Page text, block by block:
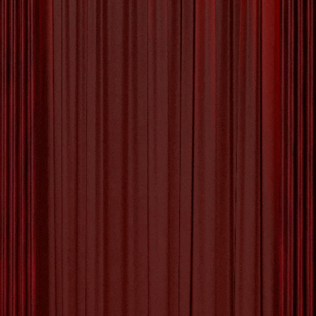
De Magie van Artistieke
Expressie: Een
Ontdekkingstocht naar
Creatieve Zelfexpressie
Artistieke Expressie: De Kracht van Creativiteit
en Zelfexpressie Artistieke expressie is een
essentieel onderdeel van menselijke
communicatie en zelfontplooiing. Het stelt
individuen in staat om hun emoties, ideeën en
ervaringen op unieke en creatieve manieren uit
te drukken. Of het nu gaat om schilderen,
schrijven, dansen of acteren, artistieke expressie
biedt een uitlaatklep voor de